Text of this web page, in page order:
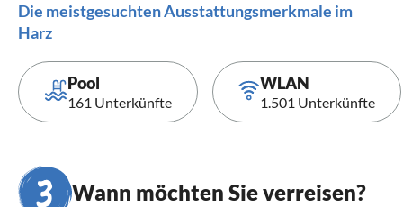
Die meistgesuchten Ausstattungsmerkmale im
Harz
Pool
161 Unterkünfte
WLAN
1.501 Unterkünfte
Wann möchten Sie verreisen?